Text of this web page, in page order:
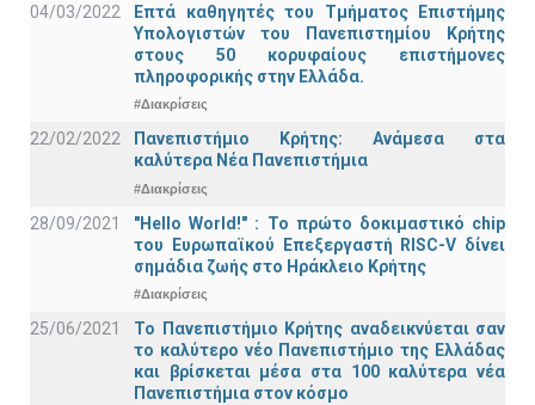
04/03/2022
Επτά καθηγητές του Τμήματος Επιστήμης
Υπολογιστών του Πανεπιστημίου Κρήτης
στους 50 κορυφαίους επιστήμονες
πληροφορικής στην Ελλάδα.
#Διακρίσεις
22/02/2022
Πανεπιστήμιο Κρήτης: Ανάμεσα στα
καλύτερα Νέα Πανεπιστήμια
#Διακρίσεις
28/09/2021
"Hello World!" : Το πρώτο δοκιμαστικό chip
του Ευρωπαϊκού Επεξεργαστή RISC-V δίνει
σημάδια ζωής στο Ηράκλειο Κρήτης
#Διακρίσεις
25/06/2021
Το Πανεπιστήμιο Κρήτης αναδεικνύεται σαν
το καλύτερο νέο Πανεπιστήμιο της Ελλάδας
και βρίσκεται μέσα στα 100 καλύτερα νέα
Πανεπιστήμια στον κόσμο